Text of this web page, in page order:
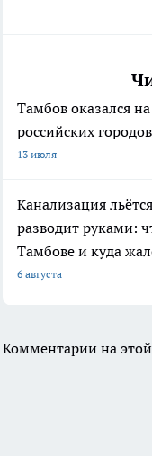
Тамбов оказался
российских
13 июля
Канализация
разводит руками:
Тамбове и куда
6 августа
Комментарии на